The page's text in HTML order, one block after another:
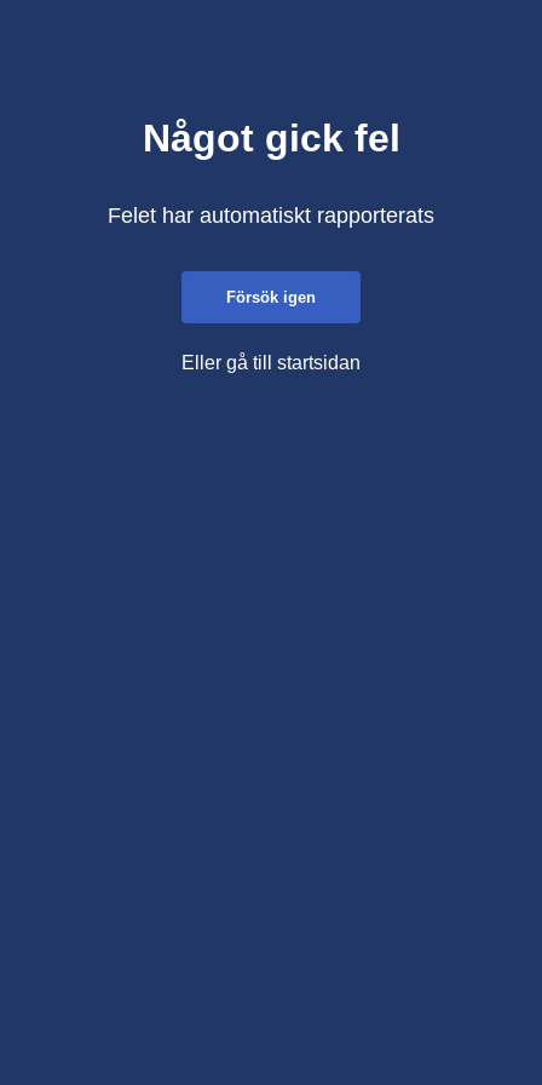
Något gick fel
Felet har automatiskt rapporterats
Försök igen
Eller gå till startsidan